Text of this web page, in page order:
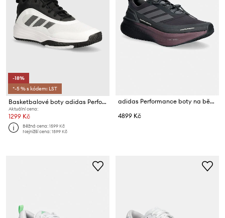
-18%
*-5 % s kódem: LST
Basketbalové boty adidas Performance OwnTheGame 3.0
Aktuální cena:
1299 Kč
Běžná cena:1599 Kč
Nejnižší cena:1599 Kč
adidas Performance boty na běhání pánské adidas x Koumori
4899 Kč